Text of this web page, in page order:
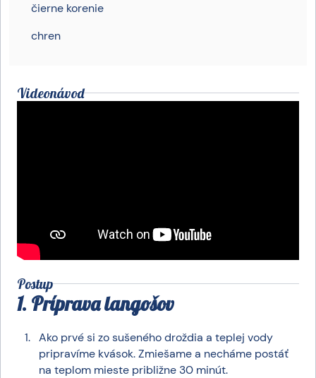
Videonávod
Postup
1. Príprava langošov
Ako prvé si zo sušeného droždia a teplej vody
pripravíme kvások. Zmiešame a necháme postáť
na teplom mieste približne 30 minút.
čierne korenie
chren